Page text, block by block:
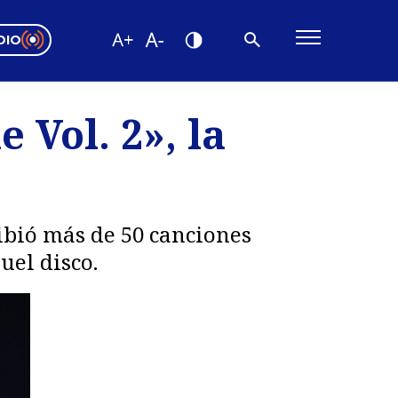
Vol. 2», la
más de 50 canciones
disco.